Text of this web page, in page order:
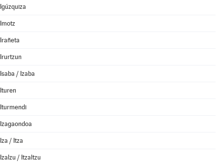
Igúzquiza
Imotz
Irañeta
Irurtzun
Isaba / Izaba
Ituren
Iturmendi
Izagaondoa
Iza / Itza
Izalzu / Itzaltzu